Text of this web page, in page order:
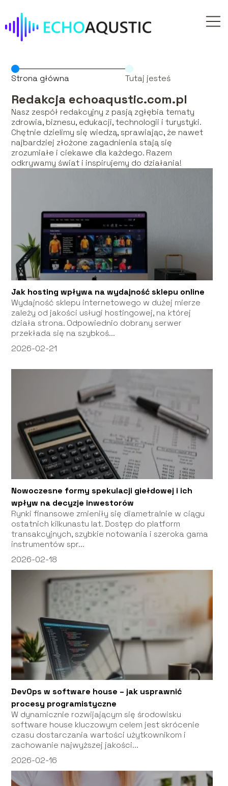
Strona główna Tutaj jesteś
Redakcja echoaqustic.com.pl
Nasz zespół redakcyjny z pasją zgłębia tematy
zdrowia, biznesu, edukacji, technologii i turystyki.
Chętnie dzielimy się wiedzą, sprawiając, że nawet
najbardziej złożone zagadnienia stają się
zrozumiałe i ciekawe dla każdego. Razem
odkrywamy świat i inspirujemy do działania!
Jak hosting wpływa na wydajność sklepu online
Wydajność sklepu internetowego w dużej mierze
zależy od jakości usługi hostingowej, na której
działa strona. Odpowiednio dobrany serwer
przekłada się na szybkoś...
2026-02-21
Nowoczesne formy spekulacji giełdowej i ich
wpływ na decyzje inwestorów
Rynki finansowe zmieniły się diametralnie w ciągu
ostatnich kilkunastu lat. Dostęp do platform
transakcyjnych, szybkie notowania i szeroka gama
instrumentów spr...
2026-02-18
DevOps w software house – jak usprawnić
procesy programistyczne
W dynamicznie rozwijającym się środowisku
software house kluczowym celem jest skrócenie
czasu dostarczania wartości użytkownikom i
zachowanie najwyższej jakości...
2026-02-16